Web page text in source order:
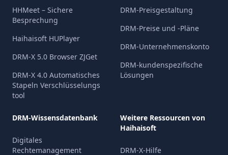
HHMeet – Sichere
Besprechung
Haihaisoft HUPlayer
DRM-X 5.0 Browser ZJGet
DRM-X 4.0 Automatisches
Stapeln Verschlüsselungs
tool
DRM-Preisgestaltung
DRM-Preise und -Pläne
DRM-Unternehmenskonto
DRM-kundenspezifische
Lösungen
DRM-Wissensdatenbank
Digitales
Rechtemanagement
Weitere Ressourcen von
Haihaisoft
DRM-X-Hilfe